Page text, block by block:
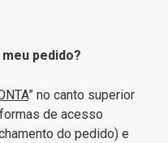
pedido?
” no canto superior
de acesso
do pedido) e